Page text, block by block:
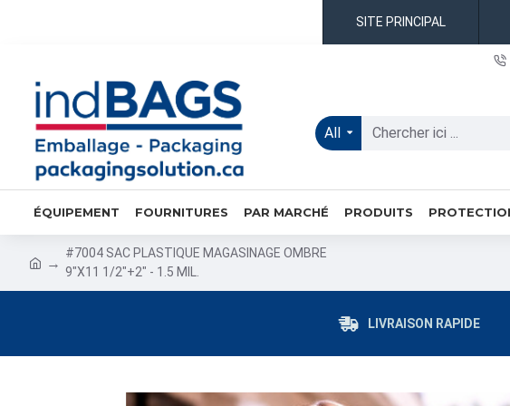
SITE PRINCIPAL
All
ÉQUIPEMENT FOURNITURES PAR MARCHÉ PRODUITS
#7004 SAC PLASTIQUE MAGASINAGE OMBRE
9"X11 1/2"+2" - 1.5 MIL.
LIVRAISON RAPIDE